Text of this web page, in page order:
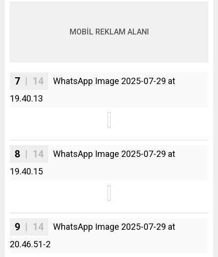
MOBİL REKLAM ALANI
7 | 14
WhatsApp Image 2025-07-29 at
19.40.13
8 | 14
WhatsApp Image 2025-07-29 at
19.40.15
9 | 14
WhatsApp Image 2025-07-29 at
20.46.51-2